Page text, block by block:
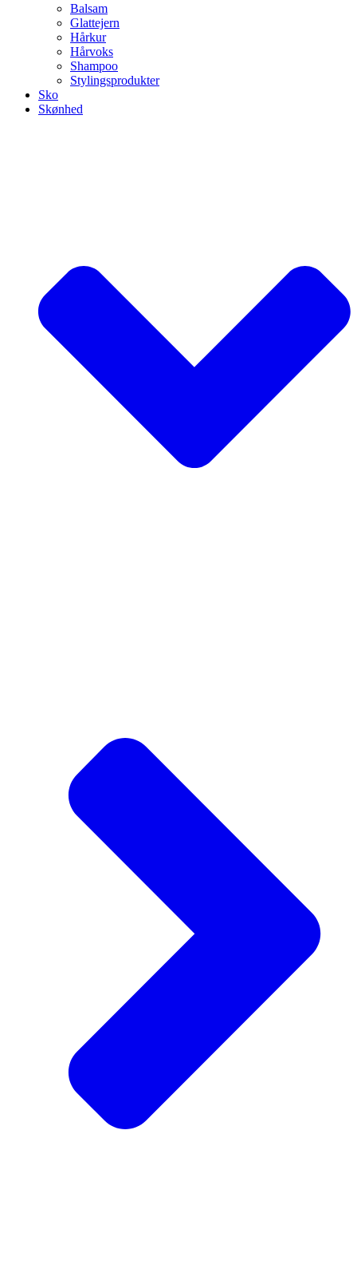
Balsam
Glattejern
Hårkur
Hårvoks
Shampoo
Stylingsprodukter
Sko
Skønhed